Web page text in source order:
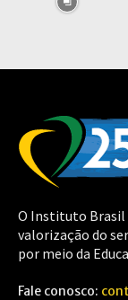
O Instituto Brasil
valorização do
por meio da
Fale conosco: